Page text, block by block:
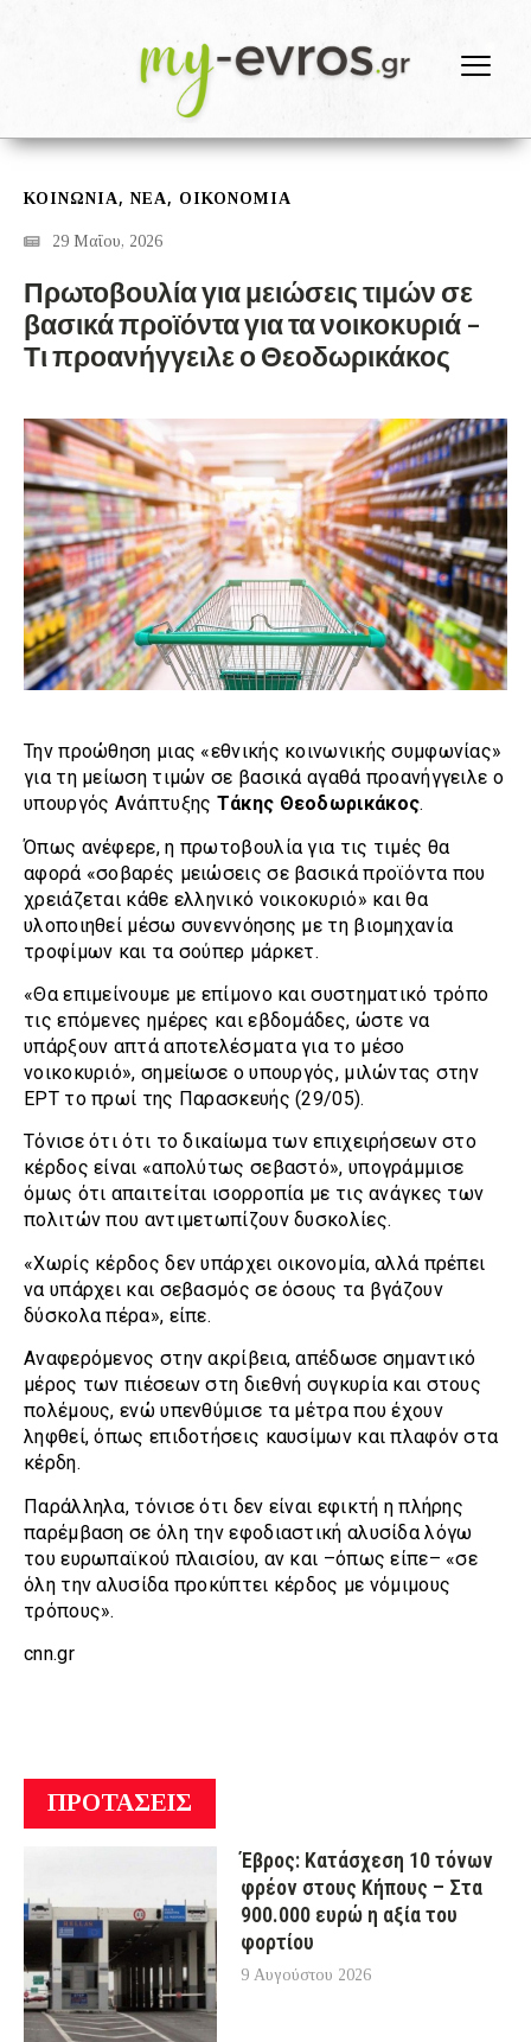
ΚΟΙΝΩΝΙΑ, ΝΕΑ, ΟΙΚΟΝΟΜΙΑ
29 Μαΐου, 2026
Πρωτοβουλία για μειώσεις τιμών σε
βασικά προϊόντα για τα νοικοκυριά –
Τι προανήγγειλε ο Θεοδωρικάκος
Την προώθηση μιας «εθνικής κοινωνικής συμφωνίας»
για τη μείωση τιμών σε βασικά αγαθά προανήγγειλε ο
υπουργός Ανάπτυξης Τάκης Θεοδωρικάκος.
Όπως ανέφερε, η πρωτοβουλία για τις τιμές θα
αφορά «σοβαρές μειώσεις σε βασικά προϊόντα που
χρειάζεται κάθε ελληνικό νοικοκυριό» και θα
υλοποιηθεί μέσω συνεννόησης με τη βιομηχανία
τροφίμων και τα σούπερ μάρκετ.
«Θα επιμείνουμε με επίμονο και συστηματικό τρόπο
τις επόμενες ημέρες και εβδομάδες, ώστε να
υπάρξουν απτά αποτελέσματα για το μέσο
νοικοκυριό», σημείωσε ο υπουργός, μιλώντας στην
ΕΡΤ το πρωί της Παρασκευής (29/05).
Τόνισε ότι ότι το δικαίωμα των επιχειρήσεων στο
κέρδος είναι «απολύτως σεβαστό», υπογράμμισε
όμως ότι απαιτείται ισορροπία με τις ανάγκες των
πολιτών που αντιμετωπίζουν δυσκολίες.
«Χωρίς κέρδος δεν υπάρχει οικονομία, αλλά πρέπει
να υπάρχει και σεβασμός σε όσους τα βγάζουν
δύσκολα πέρα», είπε.
Αναφερόμενος στην ακρίβεια, απέδωσε σημαντικό
μέρος των πιέσεων στη διεθνή συγκυρία και στους
πολέμους, ενώ υπενθύμισε τα μέτρα που έχουν
ληφθεί, όπως επιδοτήσεις καυσίμων και πλαφόν στα
κέρδη.
Παράλληλα, τόνισε ότι δεν είναι εφικτή η πλήρης
παρέμβαση σε όλη την εφοδιαστική αλυσίδα λόγω
του ευρωπαϊκού πλαισίου, αν και –όπως είπε– «σε
όλη την αλυσίδα προκύπτει κέρδος με νόμιμους
τρόπους».
cnn.gr
ΠΡΟΤΑΣΕΙΣ
Έβρος: Κατάσχεση 10 τόνων
φρέον στους Κήπους – Στα
900.000 ευρώ η αξία του
φορτίου
9 Αυγούστου 2026